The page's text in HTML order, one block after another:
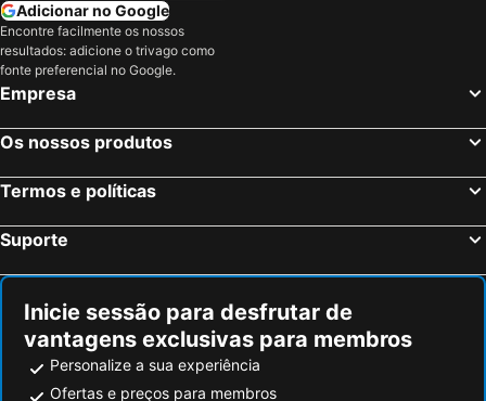
Adicionar no Google
Encontre facilmente os nossos
resultados: adicione o trivago como
fonte preferencial no Google.
Empresa
Os nossos produtos
Termos e políticas
Suporte
Inicie sessão para desfrutar de
vantagens exclusivas para membros
Personalize a sua experiência
Ofertas e preços para membros